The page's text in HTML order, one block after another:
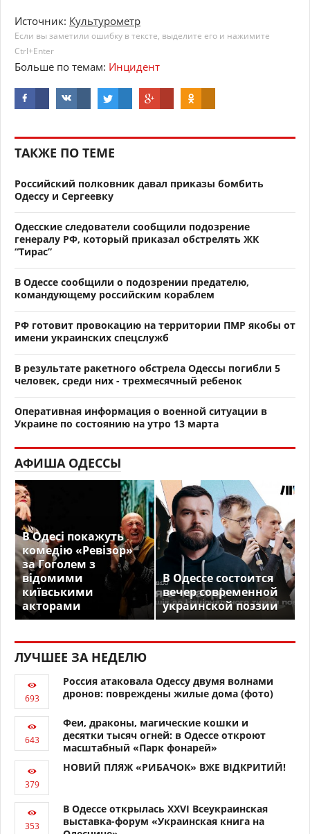
Источник: Культурометр
Если вы заметили ошибку в тексте, выделите его и нажимите
Ctrl+Enter
Больше по темам: Инцидент
ТАКЖЕ ПО ТЕМЕ
Российский полковник давал приказы бомбить
Одессу и Сергеевку
Одесские следователи сообщили подозрение
генералу РФ, который приказал обстрелять ЖК
“Тирас”
В Одессе сообщили о подозрении предателю,
командующему российским кораблем
РФ готовит провокацию на территории ПМР якобы от
имени украинских спецслужб
В результате ракетного обстрела Одессы погибли 5
человек, среди них - трехмесячный ребенок
Оперативная информация о военной ситуации в
Украине по состоянию на утро 13 марта
АФИША ОДЕССЫ
В Одесі покажуть
комедію «Ревізор»
за Гоголем з
відомими
київськими
акторами
В Одессе состоится
вечер современной
украинской поэзии
ЛУЧШЕЕ ЗА НЕДЕЛЮ
Россия атаковала Одессу двумя волнами
дронов: повреждены жилые дома (фото)
Феи, драконы, магические кошки и
десятки тысяч огней: в Одессе откроют
масштабный «Парк фонарей»
НОВИЙ ПЛЯЖ «РИБАЧОК» ВЖЕ ВІДКРИТИЙ!
В Одессе открылась XXVI Всеукраинская
выставка-форум «Украинская книга на